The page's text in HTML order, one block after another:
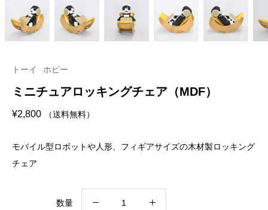
トーイ ホビー
ミニチュアロッキングチェア（MDF）
¥2,800 （送料無料）
モバイル型ロボットや人形、フィギアサイズの木材製ロッキング
チェア
数量